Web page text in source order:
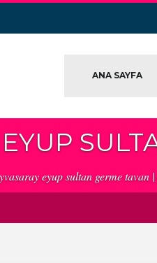
ANA SAYFA
eyup sultan germe tavan